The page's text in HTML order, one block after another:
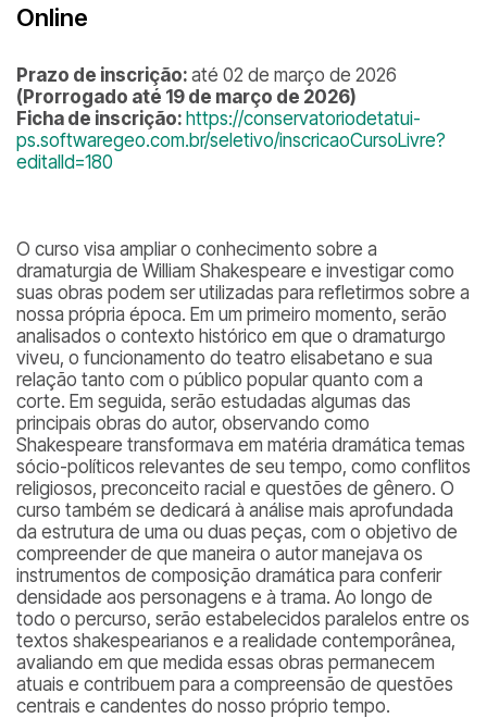
Online
Prazo de inscrição: até 02 de março de 2026
(Prorrogado até 19 de março de 2026)
Ficha de inscrição: https://conservatoriodetatui-
ps.softwaregeo.com.br/seletivo/inscricaoCursoLivre?
editalId=180
O curso visa ampliar o conhecimento sobre a
dramaturgia de William Shakespeare e investigar como
suas obras podem ser utilizadas para refletirmos sobre a
nossa própria época. Em um primeiro momento, serão
analisados o contexto histórico em que o dramaturgo
viveu, o funcionamento do teatro elisabetano e sua
relação tanto com o público popular quanto com a
corte. Em seguida, serão estudadas algumas das
principais obras do autor, observando como
Shakespeare transformava em matéria dramática temas
sócio-políticos relevantes de seu tempo, como conflitos
religiosos, preconceito racial e questões de gênero. O
curso também se dedicará à análise mais aprofundada
da estrutura de uma ou duas peças, com o objetivo de
compreender de que maneira o autor manejava os
instrumentos de composição dramática para conferir
densidade aos personagens e à trama. Ao longo de
todo o percurso, serão estabelecidos paralelos entre os
textos shakespearianos e a realidade contemporânea,
avaliando em que medida essas obras permanecem
atuais e contribuem para a compreensão de questões
centrais e candentes do nosso próprio tempo.